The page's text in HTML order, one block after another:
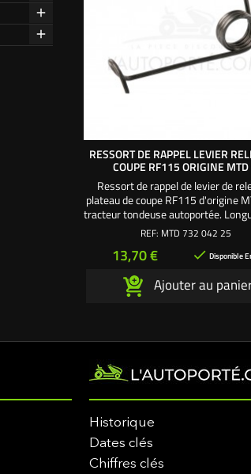
RESSORT DE RAPPEL LEVIER
COUPE RF115 ORIGINE
Ressort de rappel de levier de
plateau de coupe RF115 d'origine
tracteur tondeuse autoportée.
mm. Ø spirale : 22,6 mm.
REF: MTD 732 042 25
Prix
13,70 €  Disponible
Ajouter au
Historique
Dates clés
Chiffres clés